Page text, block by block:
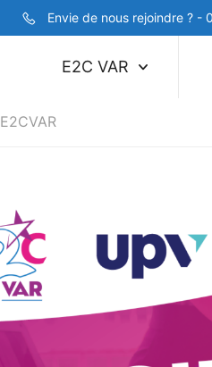
Envie de nous rejoindre ? -
E2C VAR
E2CVAR